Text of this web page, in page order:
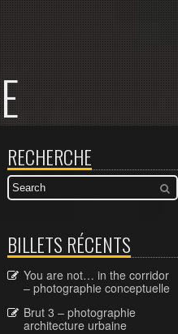
RECHERCHE
BILLETS RÉCENTS
You are not… in the corridor
– photographie conceptuelle
Brut 3 – photographie
architecture urbaine